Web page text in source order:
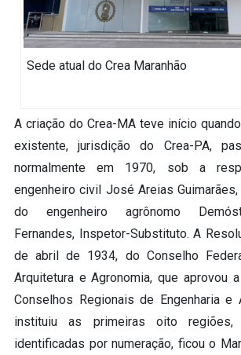
Sede atual do Crea Maranhão
A criação do Crea-MA teve início
existente, jurisdição do Crea-PA,
normalmente em 1970, sob a
engenheiro civil José Areias
do engenheiro agrônomo
Fernandes, Inspetor-Substituto. A
de abril de 1934, do Conselho
Arquitetura e Agronomia, que aprovou
Conselhos Regionais de Engenharia e
instituiu as primeiras oito
identificadas por numeração, ficou o